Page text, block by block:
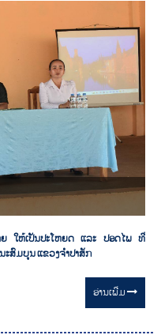
ໃຫ້ເປັນປະໂຫຍດ ແລະ ປອດໄພ ທີ່
ສົມບູນ ແຂວງຈຳປາສັກ
ອ່ານ​ເພີ່ມ